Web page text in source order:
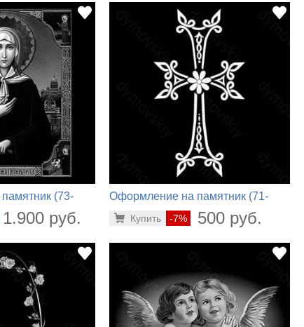
(73-
1.900 руб.
Оформление на памятник (71-
-7% 500 руб.
Купить